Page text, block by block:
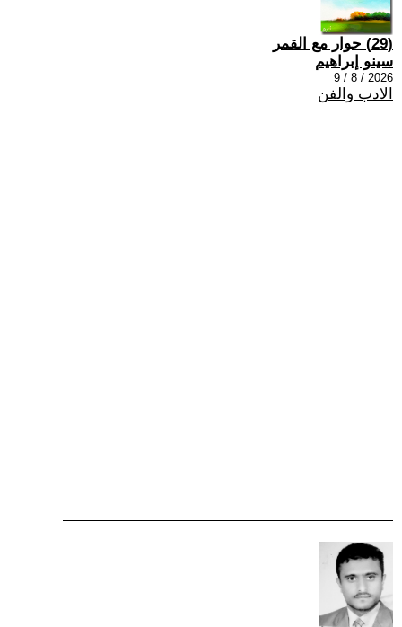
(29) حوار مع القمر
سينو إبراهيم
2026 / 8 / 9
الادب والفن